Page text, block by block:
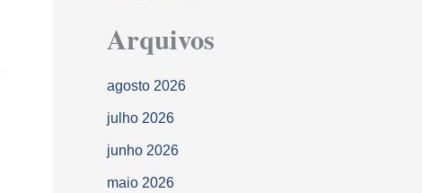
Arquivos
agosto 2026
julho 2026
junho 2026
maio 2026